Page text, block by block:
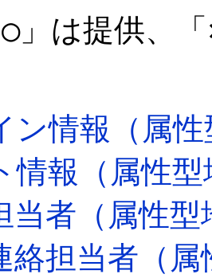
提供、「
ン情報（属
情報（属性
当者（属性
絡担当者（